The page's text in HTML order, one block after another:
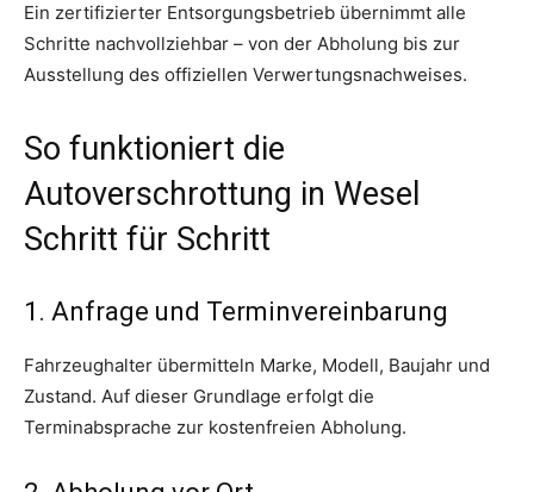
Ein zertifizierter Entsorgungsbetrieb übernimmt alle
Schritte nachvollziehbar – von der Abholung bis zur
Ausstellung des offiziellen Verwertungsnachweises.
So funktioniert die
Autoverschrottung in Wesel
Schritt für Schritt
1. Anfrage und Terminvereinbarung
Fahrzeughalter übermitteln Marke, Modell, Baujahr und
Zustand. Auf dieser Grundlage erfolgt die
Terminabsprache zur kostenfreien Abholung.